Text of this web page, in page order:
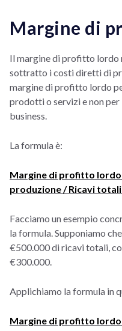
Margine di
Il margine di profitto lordo
sottratto i costi diretti di
margine di profitto lordo
prodotti o servizi e non per
business.
La formula è:
Margine di profitto lordo
produzione / Ricavi totali
Facciamo un esempio
la formula. Supponiamo
€500.000 di ricavi totali,
€300.000.
Applichiamo la formula in
Margine di profitto lordo